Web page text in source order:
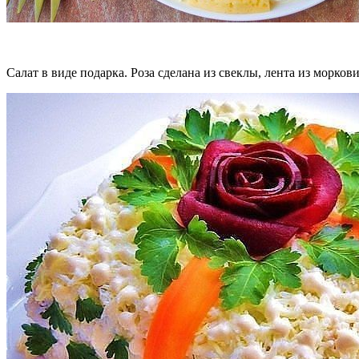
Салат в виде подарка. Роза сделана из свеклы, лента из